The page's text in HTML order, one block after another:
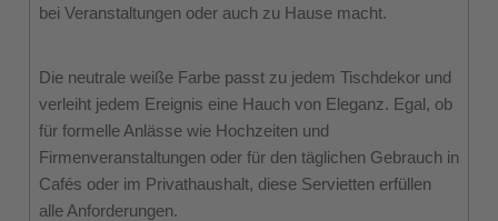
bei Veranstaltungen oder auch zu Hause macht.
Die neutrale weiße Farbe passt zu jedem Tischdekor und
verleiht jedem Ereignis eine Hauch von Eleganz. Egal, ob
für formelle Anlässe wie Hochzeiten und
Firmenveranstaltungen oder für den täglichen Gebrauch in
Cafés oder im Privathaushalt, diese Servietten erfüllen
alle Anforderungen.